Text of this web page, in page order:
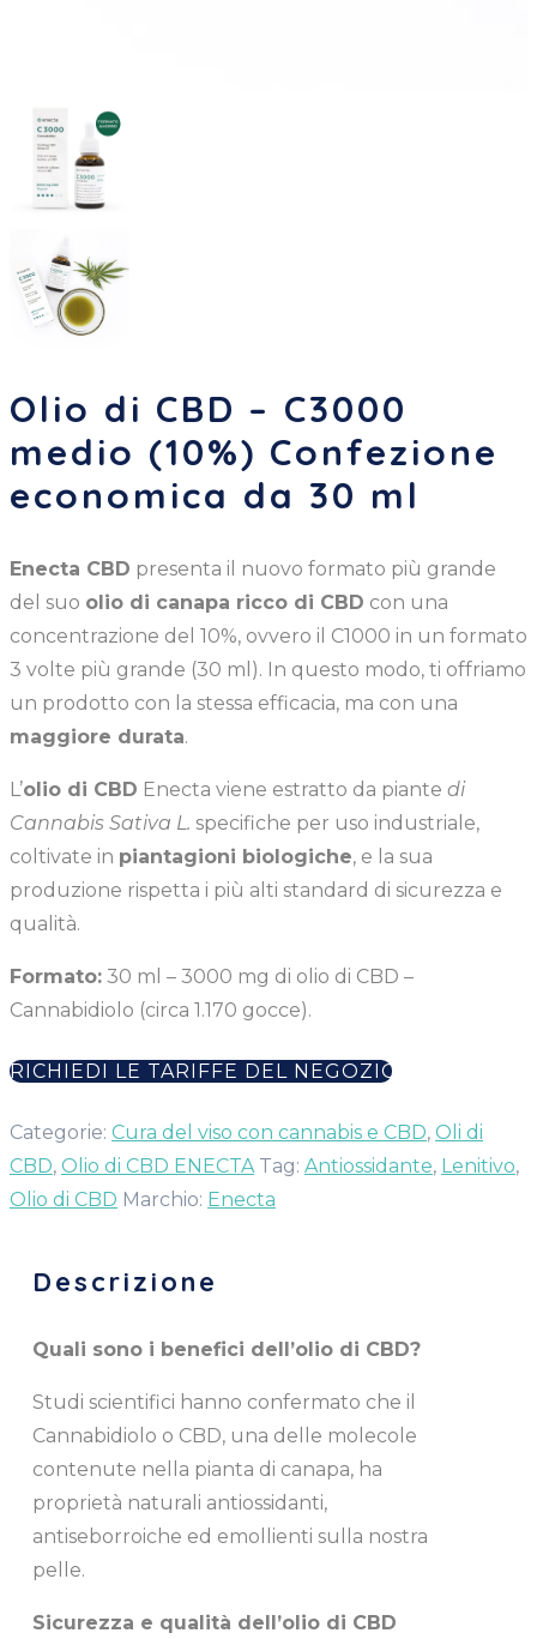
Olio di CBD – C3000
medio (10%) Confezione
economica da 30 ml
Enecta CBD presenta il nuovo formato più grande
del suo olio di canapa ricco di CBD con una
concentrazione del 10%, ovvero il C1000 in un formato
3 volte più grande (30 ml). In questo modo, ti offriamo
un prodotto con la stessa efficacia, ma con una
maggiore durata.
L’olio di CBD Enecta viene estratto da piante di
Cannabis Sativa L. specifiche per uso industriale,
coltivate in piantagioni biologiche, e la sua
produzione rispetta i più alti standard di sicurezza e
qualità.
Formato: 30 ml – 3000 mg di olio di CBD –
Cannabidiolo (circa 1.170 gocce).
RICHIEDI LE TARIFFE DEL NEGOZIO
Categorie: Cura del viso con cannabis e CBD, Oli di
CBD, Olio di CBD ENECTA Tag: Antiossidante, Lenitivo,
Olio di CBD Marchio: Enecta
Descrizione
Quali sono i benefici dell’olio di CBD?
Studi scientifici hanno confermato che il
Cannabidiolo o CBD, una delle molecole
contenute nella pianta di canapa, ha
proprietà naturali antiossidanti,
antiseborroiche ed emollienti sulla nostra
pelle.
Sicurezza e qualità dell’olio di CBD